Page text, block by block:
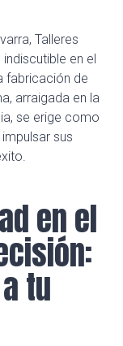
Talleres
en el
fabricación de
arraigada en la
se erige como
sus
en el
tu